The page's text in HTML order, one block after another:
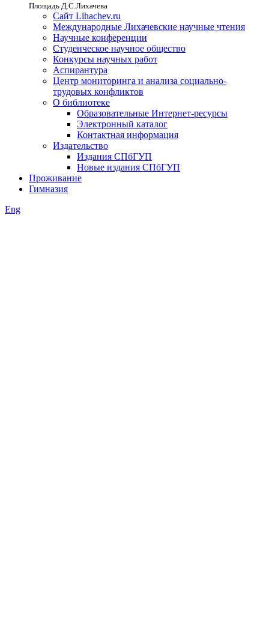
Площадь Д.С.Лихачева
Сайт Lihachev.ru
Международные Лихачевские научные чтения
Научные конференции
Студенческое научное общество
Конкурсы научных работ
Аспирантура
Центр мониторинга и анализа социально-
трудовых конфликтов
О библиотеке
Образовательные Интернет-ресурсы
Электронный каталог
Контактная информация
Издательство
Издания СПбГУП
Новые издания СПбГУП
Проживание
Гимназия
Eng